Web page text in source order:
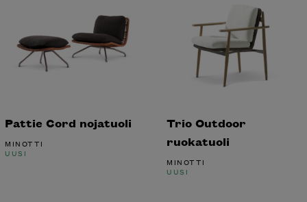
Pattie Cord nojatuoli
MINOTTI
UUSI
Trio Outdoor
ruokatuoli
MINOTTI
UUSI